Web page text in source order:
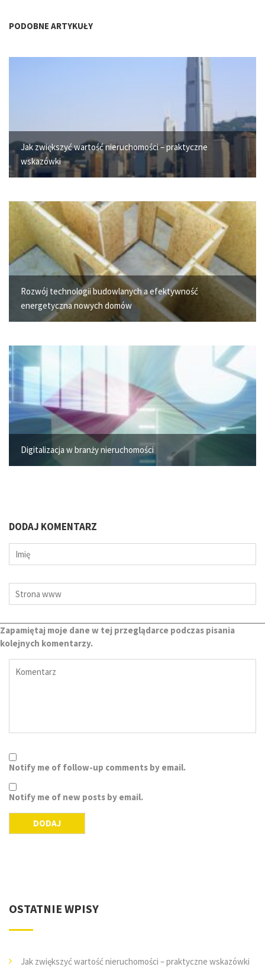
PODOBNE ARTYKUŁY
Jak zwiększyć wartość nieruchomości – praktyczne
wskazówki
Rozwój technologii budowlanych a efektywność
energetyczna nowych domów
Digitalizacja w branży nieruchomości
DODAJ KOMENTARZ
Zapamiętaj moje dane w tej przeglądarce podczas pisania
kolejnych komentarzy.
Notify me of follow-up comments by email.
Notify me of new posts by email.
OSTATNIE WPISY
Jak zwiększyć wartość nieruchomości – praktyczne wskazówki